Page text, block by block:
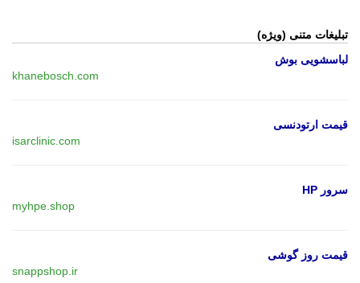
تبلیغات متنی (ویژه)
لباسشویی بوش
khanebosch.com
قیمت ارتودنسی
isarclinic.com
سرور HP
myhpe.shop
قیمت روز گوشی
snappshop.ir